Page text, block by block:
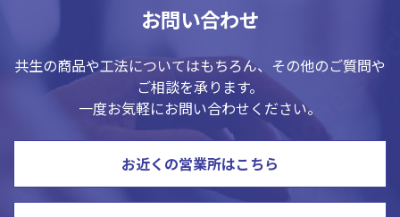
お問い合わせ
共生の商品や工法についてはもちろん、その他のご質問や
ご相談を承ります。
一度お気軽にお問い合わせください。
お近くの営業所はこちら